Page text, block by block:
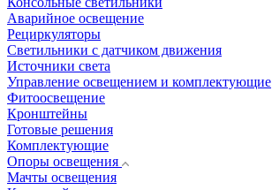
Аварийное освещение
Рециркуляторы
Светильники с датчиком движения
Источники света
Управление освещением и комплектующие
Фитоосвещение
Кронштейны
Готовые решения
Комплектующие
Опоры освещения
Мачты освещения